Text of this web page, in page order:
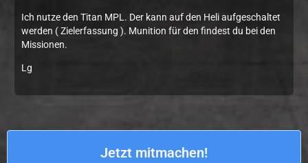
Ich nutze den Titan MPL. Der kann auf den Heli aufgeschaltet
werden ( Zielerfassung ). Munition für den findest du bei den
Missionen.
Lg
Jetzt mitmachen!